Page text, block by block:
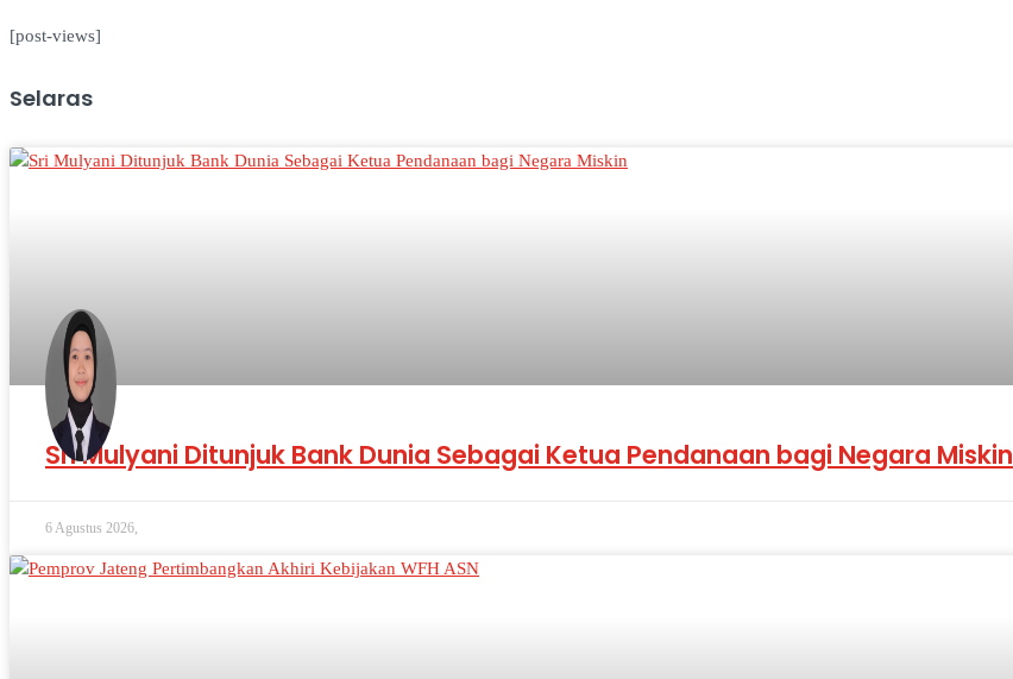
[post-views]
Selaras
Sri Mulyani Ditunjuk Bank Dunia Sebagai Ketua Pendanaan bagi Negara Miskin
6 Agustus 2026,